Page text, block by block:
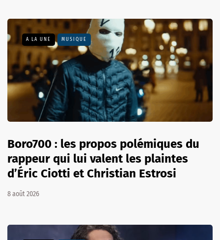
A LA UNE MUSIQUE
Boro700 : les propos polémiques du
rappeur qui lui valent les plaintes
d’Éric Ciotti et Christian Estrosi
8 août 2026